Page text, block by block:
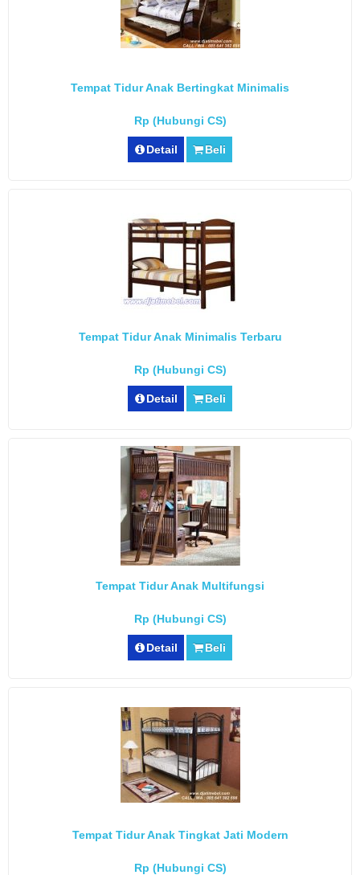
Tempat Tidur Anak Bertingkat Minimalis
Rp (Hubungi CS)
Detail Beli
Tempat Tidur Anak Minimalis Terbaru
Rp (Hubungi CS)
Detail Beli
Tempat Tidur Anak Multifungsi
Rp (Hubungi CS)
Detail Beli
Tempat Tidur Anak Tingkat Jati Modern
Rp (Hubungi CS)